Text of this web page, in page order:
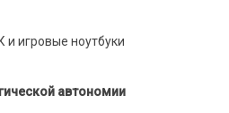
и игровые ноутбуки
автономии